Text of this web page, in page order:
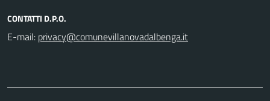
CONTATTI D.P.O.
E-mail: